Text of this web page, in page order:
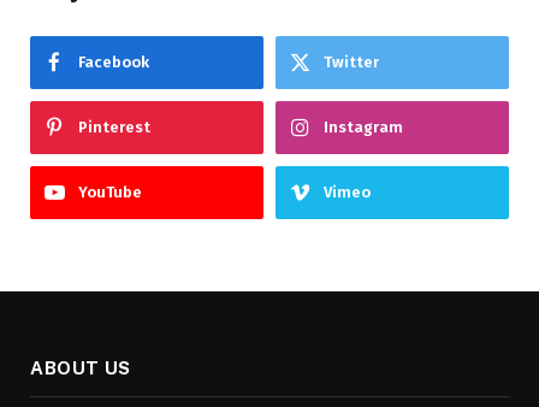
Facebook Twitter
Pinterest Instagram
YouTube Vimeo
ABOUT US